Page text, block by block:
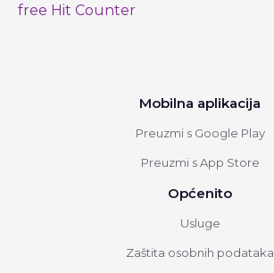
free Hit Counter
Mobilna aplikacija
Preuzmi s Google Play
Preuzmi s App Store
Općenito
Usluge
Zaštita osobnih podataka